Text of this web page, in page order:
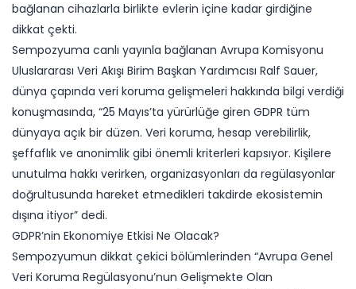
bağlanan cihazlarla birlikte evlerin içine kadar girdiğine
dikkat çekti.
Sempozyuma canlı yayınla bağlanan Avrupa Komisyonu
Uluslararası Veri Akışı Birim Başkan Yardımcısı Ralf Sauer,
dünya çapında veri koruma gelişmeleri hakkında bilgi verdiği
konuşmasında, “25 Mayıs’ta yürürlüğe giren GDPR tüm
dünyaya açık bir düzen. Veri koruma, hesap verebilirlik,
şeffaflık ve anonimlik gibi önemli kriterleri kapsıyor. Kişilere
unutulma hakkı verirken, organizasyonları da regülasyonlar
doğrultusunda hareket etmedikleri takdirde ekosistemin
dışına itiyor” dedi.
GDPR’nin Ekonomiye Etkisi Ne Olacak?
Sempozyumun dikkat çekici bölümlerinden “Avrupa Genel
Veri Koruma Regülasyonu’nun Gelişmekte Olan